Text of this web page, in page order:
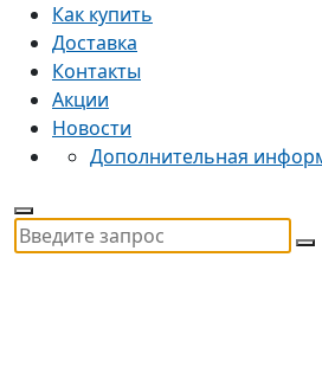
Как купить
Доставка
Контакты
Акции
Новости
Дополнительная